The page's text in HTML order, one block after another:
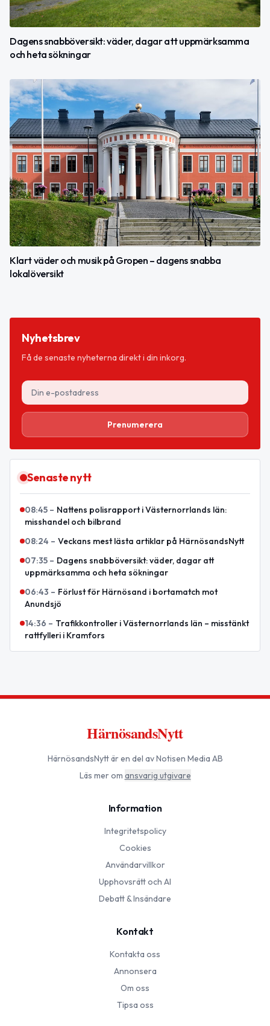
Dagens snabböversikt: väder, dagar att uppmärksamma
och heta sökningar
Klart väder och musik på Gropen – dagens snabba
lokalöversikt
Nyhetsbrev
Få de senaste nyheterna direkt i din inkorg.
Prenumerera
Senaste nytt
08:45 – Nattens polisrapport i Västernorrlands län:
misshandel och bilbrand
08:24 – Veckans mest lästa artiklar på HärnösandsNytt
07:35 – Dagens snabböversikt: väder, dagar att
uppmärksamma och heta sökningar
06:43 – Förlust för Härnösand i bortamatch mot
Anundsjö
14:36 – Trafikkontroller i Västernorrlands län – misstänkt
rattfylleri i Kramfors
HärnösandsNytt
HärnösandsNyttär en del av Notisen Media AB
Läs mer om ansvarig utgivare
Information
Integritetspolicy
Cookies
Användarvillkor
Upphovsrätt och AI
Debatt & Insändare
Kontakt
Kontakta oss
Annonsera
Om oss
Tipsa oss